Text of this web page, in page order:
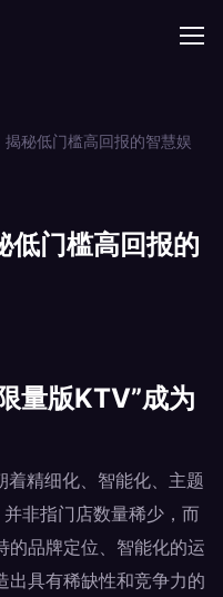
揭秘低门槛高回报的智慧娱
低门槛高回报的
量版KTV”成为
着精细化、智能化、主题
非指门店数量稀少，而
的品牌定位、智能化的运
出具有稀缺性和竞争力的